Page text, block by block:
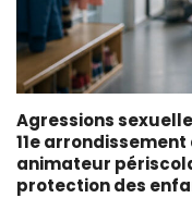
Agressions
11e arrondissement
animateur
protection des